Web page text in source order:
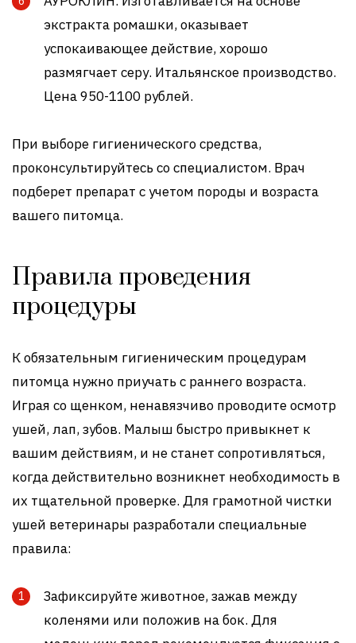
экстракта ромашки, оказывает
успокаивающее действие, хорошо
размягчает серу. Итальянское производство.
Цена 950-1100 рублей.
При выборе гигиенического средства,
проконсультируйтесь со специалистом. Врач
подберет препарат с учетом породы и возраста
вашего питомца.
Правила проведения
процедуры
К обязательным гигиеническим процедурам
питомца нужно приучать с раннего возраста.
Играя со щенком, ненавязчиво проводите осмотр
ушей, лап, зубов. Малыш быстро привыкнет к
вашим действиям, и не станет сопротивляться,
когда действительно возникнет необходимость в
их тщательной проверке. Для грамотной чистки
ушей ветеринары разработали специальные
правила:
Зафиксируйте животное, зажав между
коленями или положив на бок. Для